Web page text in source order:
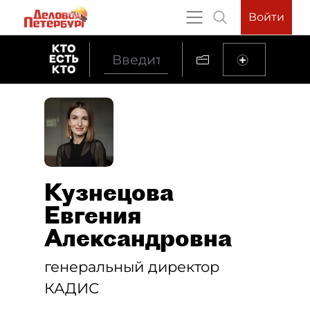
Войти
Кузнецова
Евгения
Александровна
генеральный директор
КАДИС